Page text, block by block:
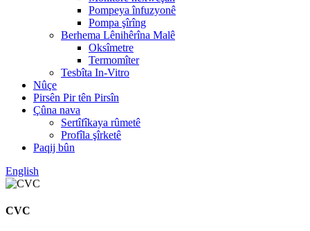
Pompeya înfuzyonê
Pompa şîrîng
Berhema Lênihêrîna Malê
Oksîmetre
Termomîter
Tesbîta In-Vitro
Nûçe
Pirsên Pir tên Pirsîn
Çûna nava
Sertîfîkaya rûmetê
Profîla şîrketê
Paqij bûn
English
CVC